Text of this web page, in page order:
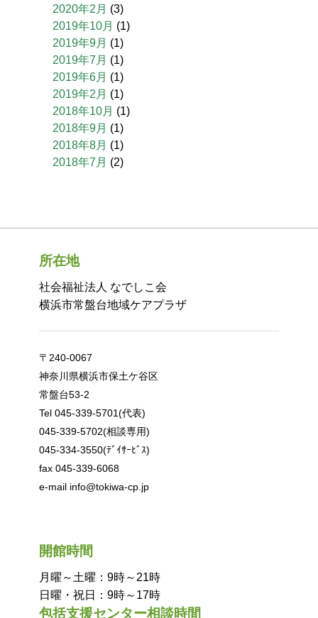
2020年2月 (3)
2019年10月 (1)
2019年9月 (1)
2019年7月 (1)
2019年6月 (1)
2019年2月 (1)
2018年10月 (1)
2018年9月 (1)
2018年8月 (1)
2018年7月 (2)
所在地
社会福祉法人 なでしこ会
横浜市常盤台地域ケアプラザ
〒240-0067
神奈川県横浜市保土ケ谷区
常盤台53-2
Tel 045-339-5701(代表)
045-339-5702(相談専用)
045-334-3550(ﾃﾞｲｻｰﾋﾞｽ)
fax 045-339-6068
e-mail info@tokiwa-cp.jp
開館時間
月曜～土曜：9時～21時
日曜・祝日：9時～17時
包括支援センター相談時間